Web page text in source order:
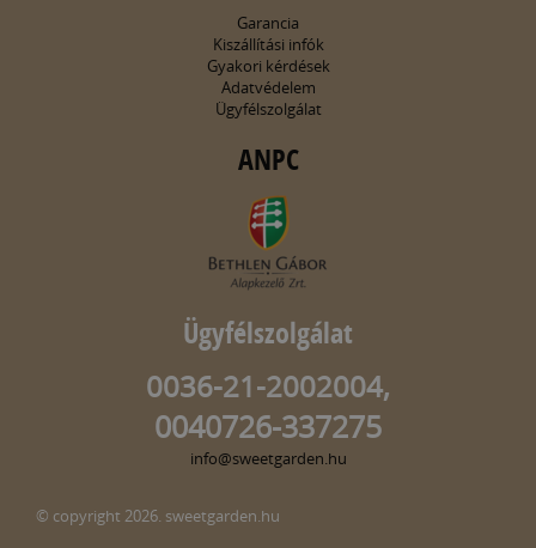
Garancia
Kiszállítási infók
Gyakori kérdések
Adatvédelem
Ügyfélszolgálat
ANPC
Ügyfélszolgálat
0036-21-2002004,
0040726-337275
info@sweetgarden.hu
© copyright 2026. sweetgarden.hu